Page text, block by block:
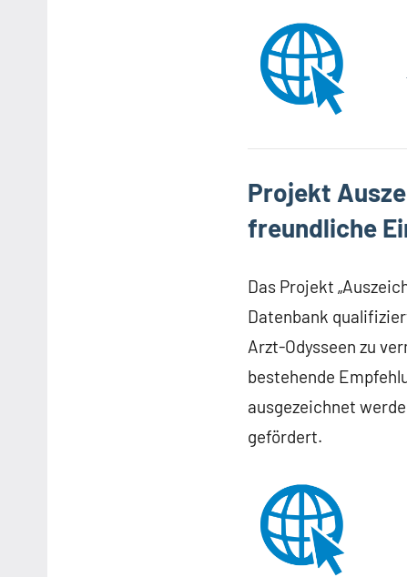
Projekt
freundliche
Das Projekt
Datenbank
Arzt-Odysseen zu
bestehende
ausgezeichnet
gefördert.